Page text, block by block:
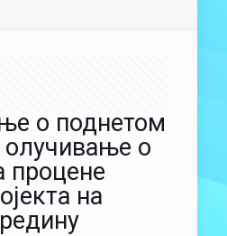
о поднетом
олучивање о
процене
на